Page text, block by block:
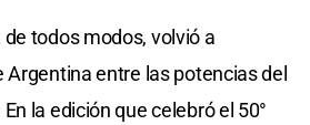
todos modos, volvió a
Argentina entre las potencias del
la edición que celebró el 50°